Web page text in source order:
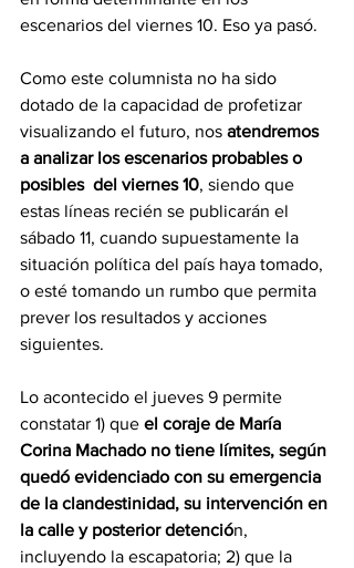
escenarios del viernes 10. Eso ya pasó.
Como este columnista no ha sido
dotado de la capacidad de profetizar
visualizando el futuro, nos atendremos
a analizar los escenarios probables o
posibles  del viernes 10, siendo que
estas líneas recién se publicarán el
sábado 11, cuando supuestamente la
situación política del país haya tomado,
o esté tomando un rumbo que permita
prever los resultados y acciones
siguientes.
Lo acontecido el jueves 9 permite
constatar 1) que el coraje de María
Corina Machado no tiene límites, según
quedó evidenciado con su emergencia
de la clandestinidad, su intervención en
la calle y posterior detención,
incluyendo la escapatoria; 2) que la